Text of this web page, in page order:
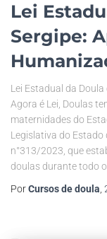
Lei
Sergipe:
Lei Estadual da
Agora é Lei, Doulas
maternidades do
Legislativa do Estado
n°313/2023, que
doulas durante todo
PorCursos de doula,